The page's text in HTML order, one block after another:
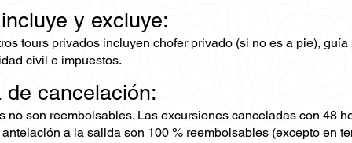
y excluye:
tours privados incluyen chofer privado (si no es a pie),
civil e impuestos.
de cancelación:
no son reembolsables. Las excursiones canceladas con 48
a la salida son 100 % reembolsables (excepto en